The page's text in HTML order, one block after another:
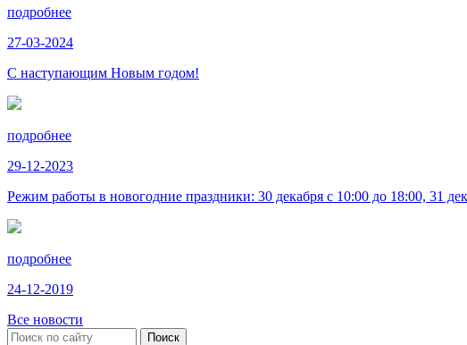
подробнее
27-03-2024
С наступающим Новым годом!
подробнее
29-12-2023
Режим работы в новогодние праздники: 30 декабря с 10:00 до 18:00, 31
подробнее
24-12-2019
Все новости